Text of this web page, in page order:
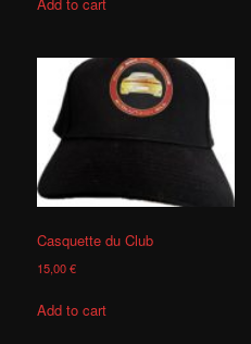
Casquette du Club
15,00€
Add to cart